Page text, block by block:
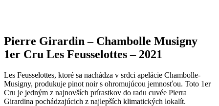
Pierre Girardin – Chambolle Musigny
1er Cru Les Feusselottes – 2021
Les Feusselottes, ktoré sa nachádza v srdci apelácie Chambolle-
Musigny, produkuje pinot noir s ohromujúcou jemnosťou. Toto 1er
Cru je jedným z najnovších prírastkov do radu cuvée Pierra
Girardina pochádzajúcich z najlepších klimatických lokalít.